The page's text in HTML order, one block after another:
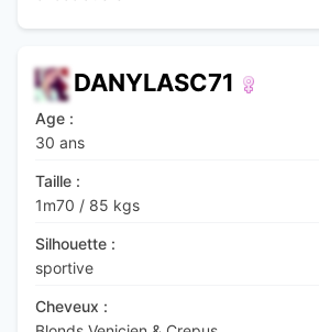
DANYLASC71
Age :
30 ans
Taille :
1m70 / 85 kgs
Silhouette :
sportive
Cheveux :